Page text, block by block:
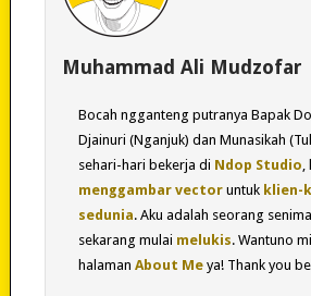
Muhammad Ali Mudzofar
Bocah ngganteng putranya Bapak
Djainuri (Nganjuk) dan Munasikah
sehari-hari bekerja di Ndop Studio,
menggambar vectoruntuk klien-
sedunia. Aku adalah seorang
sekarang mulai melukis. Wantuno
halaman About Meya! Thank you